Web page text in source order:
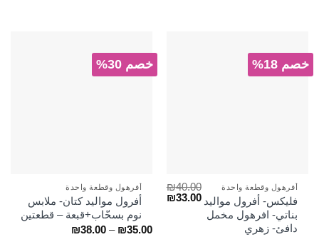
خصم 18%
أفرهول وقطعة واحدة
فليكس- أفرول مواليد
بناتي- افرهول مخمل
دافئ- زهري
₪40.00
السعر₪33.00
السعر
الحالي
خصم 30%
أفرهول وقطعة واحدة
أفرول مواليد كتان- ملابس
نوم بسحّاب+قبعة – قطعتين
₪35.00
–
₪38.00
نطاق